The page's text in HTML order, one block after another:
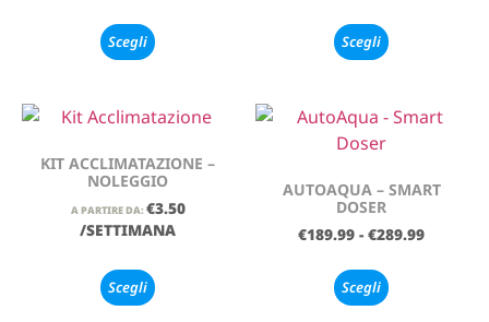
Scegli Scegli
KIT ACCLIMATAZIONE –
NOLEGGIO
A PARTIRE DA: €3.50
/SETTIMANA
Scegli
AUTOAQUA – SMART
DOSER
€189.99 - €289.99
Scegli